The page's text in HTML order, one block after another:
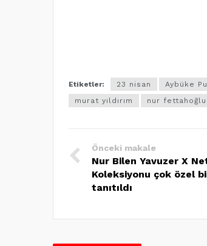
Etiketler: 23 nisan Aybüke
murat yıldırım
nur fettahoğlu
Önceki makale
Nur Bilen Yavuzer X
Koleksiyonu çok özel
tanıtıldı